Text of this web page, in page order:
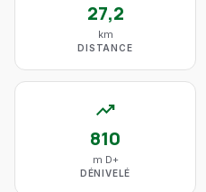
27,2
km
DISTANCE
trending_up
810
m D+
DÉNIVELÉ